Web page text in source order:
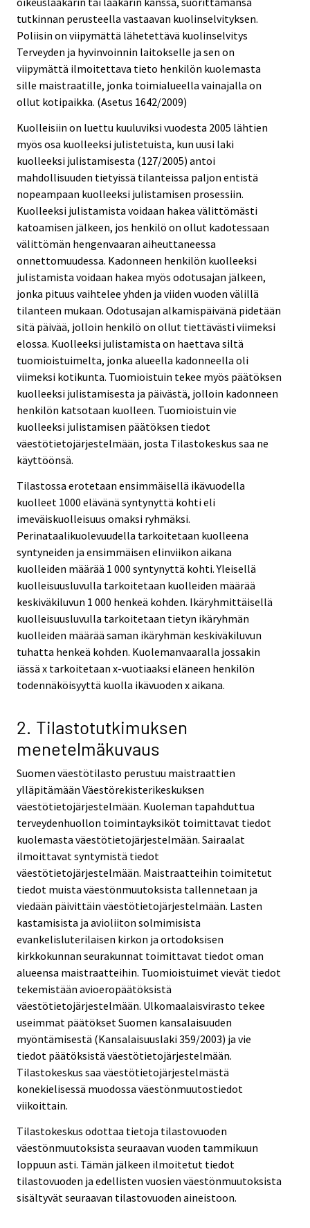
tutkinnan perusteella vastaavan kuolinselvityksen.
Poliisin on viipymättä lähetettävä kuolinselvitys
Terveyden ja hyvinvoinnin laitokselle ja sen on
viipymättä ilmoitettava tieto henkilön kuolemasta
sille maistraatille, jonka toimialueella vainajalla on
ollut kotipaikka. (Asetus 1642/2009)
Kuolleisiin on luettu kuuluviksi vuodesta 2005 lähtien
myös osa kuolleeksi julistetuista, kun uusi laki
kuolleeksi julistamisesta (127/2005) antoi
mahdollisuuden tietyissä tilanteissa paljon entistä
nopeampaan kuolleeksi julistamisen prosessiin.
Kuolleeksi julistamista voidaan hakea välittömästi
katoamisen jälkeen, jos henkilö on ollut kadotessaan
välittömän hengenvaaran aiheuttaneessa
onnettomuudessa. Kadonneen henkilön kuolleeksi
julistamista voidaan hakea myös odotusajan jälkeen,
jonka pituus vaihtelee yhden ja viiden vuoden välillä
tilanteen mukaan. Odotusajan alkamispäivänä pidetään
sitä päivää, jolloin henkilö on ollut tiettävästi viimeksi
elossa. Kuolleeksi julistamista on haettava siltä
tuomioistuimelta, jonka alueella kadonneella oli
viimeksi kotikunta. Tuomioistuin tekee myös päätöksen
kuolleeksi julistamisesta ja päivästä, jolloin kadonneen
henkilön katsotaan kuolleen. Tuomioistuin vie
kuolleeksi julistamisen päätöksen tiedot
väestötietojärjestelmään, josta Tilastokeskus saa ne
käyttöönsä.
Tilastossa erotetaan ensimmäisellä ikävuodella
kuolleet 1000 elävänä syntynyttä kohti eli
imeväiskuolleisuus omaksi ryhmäksi.
Perinataalikuolevuudella tarkoitetaan kuolleena
syntyneiden ja ensimmäisen elinviikon aikana
kuolleiden määrää 1 000 syntynyttä kohti. Yleisellä
kuolleisuusluvulla tarkoitetaan kuolleiden määrää
keskiväkiluvun 1 000 henkeä kohden. Ikäryhmittäisellä
kuolleisuusluvulla tarkoitetaan tietyn ikäryhmän
kuolleiden määrää saman ikäryhmän keskiväkiluvun
tuhatta henkeä kohden. Kuolemanvaaralla jossakin
iässä x tarkoitetaan x-vuotiaaksi eläneen henkilön
todennäköisyyttä kuolla ikävuoden x aikana.
2. Tilastotutkimuksen
menetelmäkuvaus
Suomen väestötilasto perustuu maistraattien
ylläpitämään Väestörekisterikeskuksen
väestötietojärjestelmään. Kuoleman tapahduttua
terveydenhuollon toimintayksiköt toimittavat tiedot
kuolemasta väestötietojärjestelmään. Sairaalat
ilmoittavat syntymistä tiedot
väestötietojärjestelmään. Maistraatteihin toimitetut
tiedot muista väestönmuutoksista tallennetaan ja
viedään päivittäin väestötietojärjestelmään. Lasten
kastamisista ja avioliiton solmimisista
evankelisluterilaisen kirkon ja ortodoksisen
kirkkokunnan seurakunnat toimittavat tiedot oman
alueensa maistraatteihin. Tuomioistuimet vievät tiedot
tekemistään avioeropäätöksistä
väestötietojärjestelmään. Ulkomaalaisvirasto tekee
useimmat päätökset Suomen kansalaisuuden
myöntämisestä (Kansalaisuuslaki 359/2003) ja vie
tiedot päätöksistä väestötietojärjestelmään.
Tilastokeskus saa väestötietojärjestelmästä
konekielisessä muodossa väestönmuutostiedot
viikoittain.
Tilastokeskus odottaa tietoja tilastovuoden
väestönmuutoksista seuraavan vuoden tammikuun
loppuun asti. Tämän jälkeen ilmoitetut tiedot
tilastovuoden ja edellisten vuosien väestönmuutoksista
sisältyvät seuraavan tilastovuoden aineistoon.